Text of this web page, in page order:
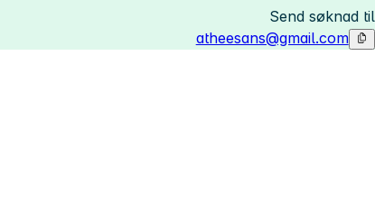
Send søknad til
atheesans@gmail.com